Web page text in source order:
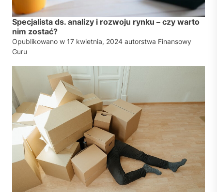
Specjalista ds. analizy i rozwoju rynku – czy warto
nim zostać?
Opublikowano w 17 kwietnia, 2024 autorstwa Finansowy
Guru